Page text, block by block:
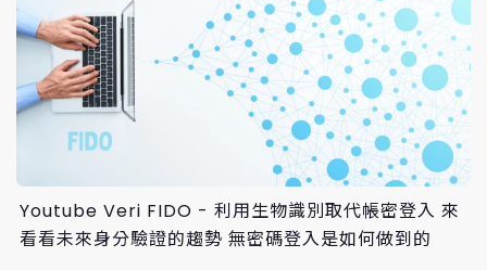
Youtube Veri FIDO - 利用生物識別取代帳密登入 來
看看未來身分驗證的趨勢 無密碼登入是如何做到的